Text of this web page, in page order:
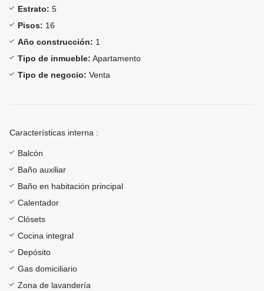
Estrato: 5
Pisos: 16
Año construcción: 1
Tipo de inmueble: Apartamento
Tipo de negocio: Venta
Características interna :
Balcón
Baño auxiliar
Baño en habitación principal
Calentador
Clósets
Cocina integral
Depósito
Gas domiciliario
Zona de lavandería